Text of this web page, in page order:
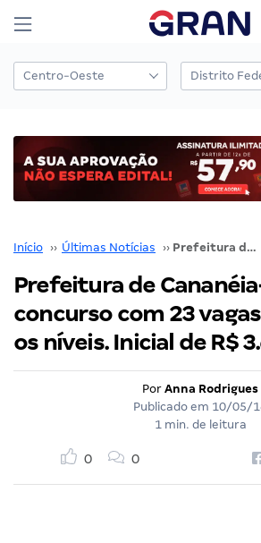
Início ›› Últimas Notícias ›› Prefeitura de Cananéia-SP divulga concurso com 23 vagas para todos os níveis. Inicial de R$ 3.623,44
Prefeitura de
concurso com 23
os níveis. Inicial de R$
Por Anna Rodrigues
Publicado em 10/05/
1 min. de leitura
0 0